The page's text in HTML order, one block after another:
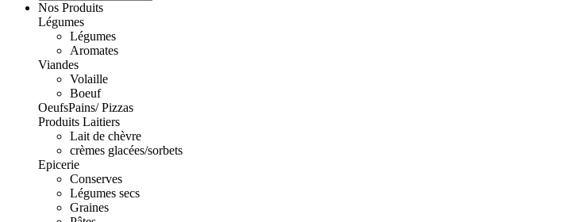
Nos Produits
Légumes
Légumes
Aromates
Viandes
Volaille
Boeuf
OeufsPains/ Pizzas
Produits Laitiers
Lait de chèvre
crèmes glacées/sorbets
Epicerie
Conserves
Légumes secs
Graines